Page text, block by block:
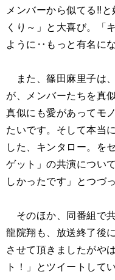
メンバーから似てる!!
くり～」と大喜び。「
ように‥もっと有名に
また、篠田麻里子は
が、メンバーたちを真
真似にも愛があってモ
たいです。そして本当
した、キンタロー。を
ゲット」の共演につい
しかったです」とつづっ
そのほか、同番組で
龍院翔も、放送終了後
させて頂きましたがや
ト！」とツイートしてい